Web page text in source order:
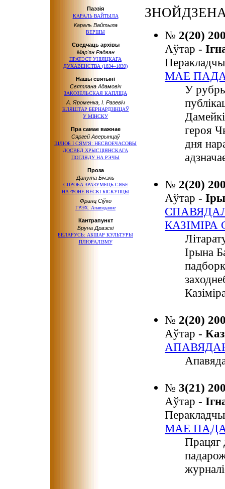
Паэзія
КАРАЛЬ ВАЙТЫЛА
Караль Вайтыла
ВЕРШЫ
Сведчаць архівы
Мар'ян Радван
ПРАТЭСТ УНІЯЦКАГА
ДУХАВЕНСТВА (1834–1839)
Нашы святыні
Святлана Адамовіч
ЗАКОЗЕЛЬСКАЯ КАПЛІЦА
А. Яроменка, І. Разевіч
КЛЯШТАР БЕРНАРДЗІНЦАЎ
У МІНСКУ
Пра самае важнае
Сяргей Аверынцаў
ШЛЮБ І СЯМ'Я: НЕСВОЕЧАСОВЫ
ДОСВЕД ХРЫСЦІЯНСКАГА
ПОГЛЯДУ НА РЭЧЫ
Проза
Данута Бічэль
СПРОБА ЗРАЗУМЕЦЬ СЯБЕ
НА ФОНЕ ВЁСКІ БІСКУПЦЫ
Франц Сіўко
ГРЭХ. Апавяданне
Кантрапункт
Бруна Дрвэскі
БЕЛАРУСЬ: АБШАР КУЛЬТУРЫ
ПЛЮРАЛІЗМУ
№ 2(20)
Аўтар -
МАЕ
У
героя
дня
№ 2(20)
Аўтар -
КАЗІМІРА
Ірына
№ 2(20)
Аўтар -
№ 3(21)
Аўтар -
МАЕ
Працяг